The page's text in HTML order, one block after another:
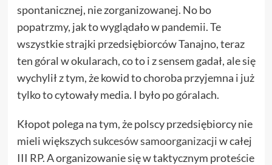
spontanicznej, nie zorganizowanej. No bo
popatrzmy, jak to wyglądało w pandemii. Te
wszystkie strajki przedsiębiorców Tanajno, teraz
ten góral w okularach, co to i z sensem gadał, ale się
wychylił z tym, że kowid to choroba przyjemna i już
tylko to cytowały media. I było po góralach.
Kłopot polega na tym, że polscy przedsiębiorcy nie
mieli większychsukcesów samoorganizacjiw całej
III RP. A organizowanie się w taktycznym proteście